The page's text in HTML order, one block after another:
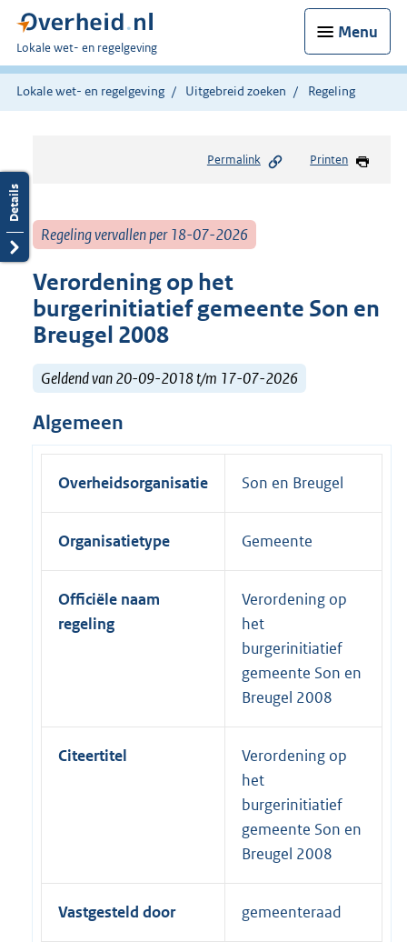
Menu
U
bent
hier:
Lokale wet- en regelgeving
Lokale wet- en regelgeving Uitgebreid zoeken Regeling
Permalink Printen
Regeling vervallen per 18-07-2026
Verordening op het
burgerinitiatief gemeente Son en
Breugel 2008
Geldend van 20-09-2018 t/m 17-07-2026
Algemeen
Overheidsorganisatie Son en Breugel
Organisatietype Gemeente
Officiële naam
regeling
Verordening op
het
burgerinitiatief
gemeente Son en
Breugel 2008
Citeertitel
Verordening op
het
burgerinitiatief
gemeente Son en
Breugel 2008
Vastgesteld door gemeenteraad